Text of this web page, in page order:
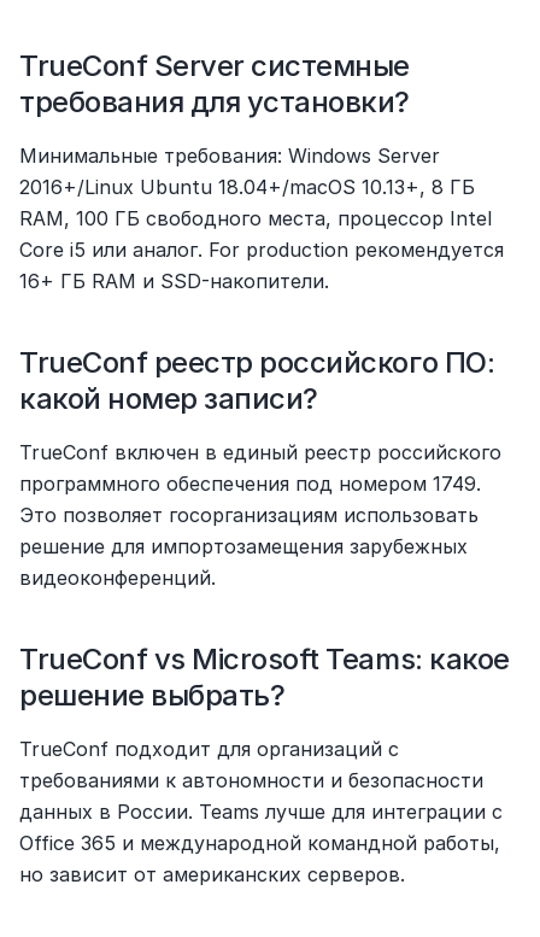
TrueConf Server системные
требования для установки?
Минимальные требования: Windows Server
2016+/Linux Ubuntu 18.04+/macOS 10.13+, 8 ГБ
RAM, 100 ГБ свободного места, процессор Intel
Core i5 или аналог. For production рекомендуется
16+ ГБ RAM и SSD-накопители.
TrueConf реестр российского ПО:
какой номер записи?
TrueConf включен в единый реестр российского
программного обеспечения под номером 1749.
Это позволяет госорганизациям использовать
решение для импортозамещения зарубежных
видеоконференций.
TrueConf vs Microsoft Teams: какое
решение выбрать?
TrueConf подходит для организаций с
требованиями к автономности и безопасности
данных в России. Teams лучше для интеграции с
Office 365 и международной командной работы,
но зависит от американских серверов.